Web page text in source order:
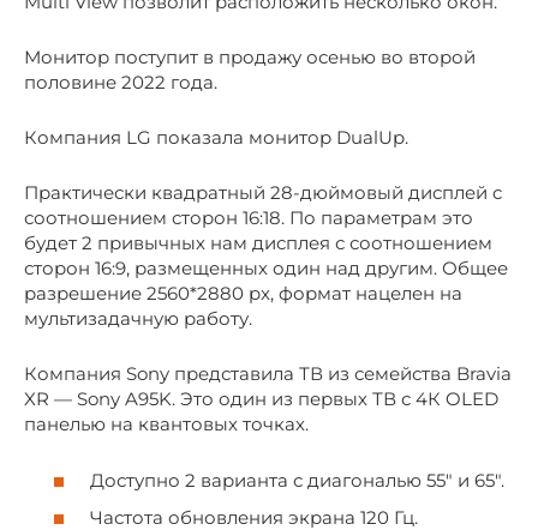
Монитор поступит в продажу осенью во второй
половине 2022 года.
Компания LG показала монитор DualUp.
Практически квадратный 28-дюймовый дисплей с
соотношением сторон 16:18. По параметрам это
будет 2 привычных нам дисплея с соотношением
сторон 16:9, размещенных один над другим. Общее
разрешение 2560*2880 px, формат нацелен на
мультизадачную работу.
Компания Sony представила ТВ из семейства Bravia
XR — Sony A95K. Это один из первых ТВ с 4К OLED
панелью на квантовых точках.
Доступно 2 варианта с диагональю 55″ и 65″.
Частота обновления экрана 120 Гц.